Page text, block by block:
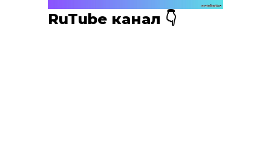
RuTube канал 👇